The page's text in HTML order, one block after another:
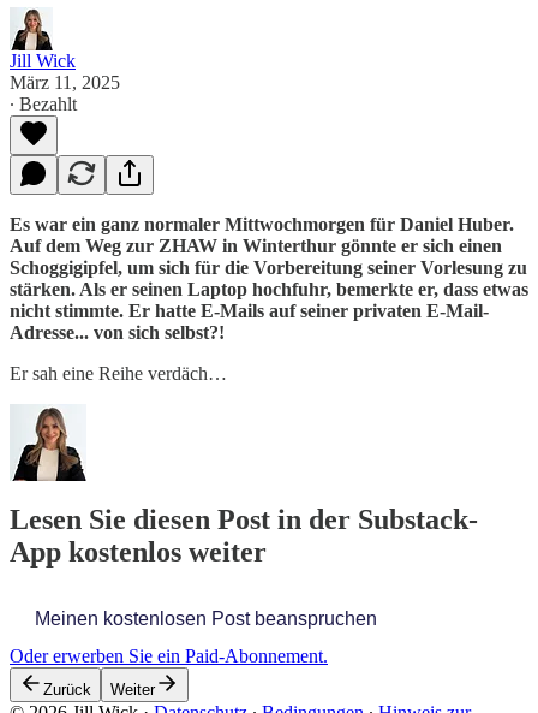
Jill Wick
März 11, 2025
∙ Bezahlt
Es war ein ganz normaler Mittwochmorgen für Daniel Huber.
Auf dem Weg zur ZHAW in Winterthur gönnte er sich einen
Schoggigipfel, um sich für die Vorbereitung seiner Vorlesung zu
stärken. Als er seinen Laptop hochfuhr, bemerkte er, dass etwas
nicht stimmte. Er hatte E-Mails auf seiner privaten E-Mail-
Adresse... von sich selbst?!
Er sah eine Reihe verdäch…
Lesen Sie diesen Post in der Substack-
App kostenlos weiter
Meinen kostenlosen Post beanspruchen
Oder erwerben Sie ein Paid-Abonnement.
Zurück Weiter